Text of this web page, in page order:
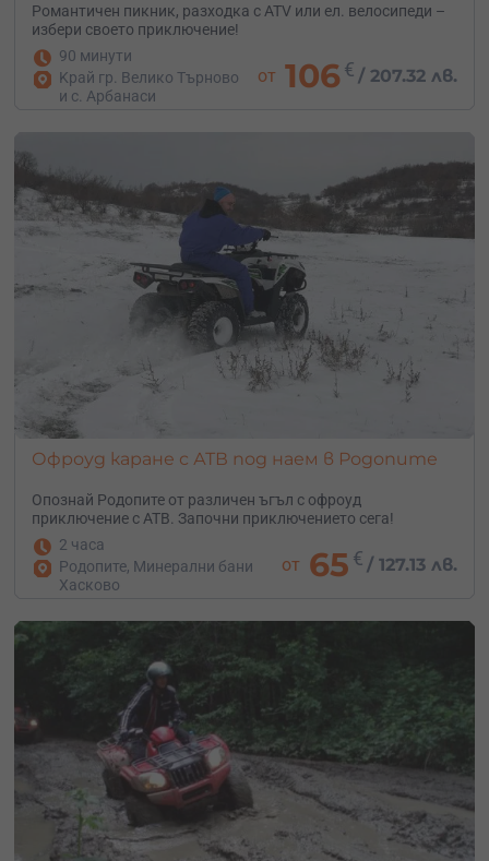
Романтичен пикник, разходка с ATV или ел. велосипеди –
избери своето приключение!
90 минути
Kрай гр. Велико Търново
и с. Арбанаси
от 106€ /207.32 лв.
Офроуд каране с АТВ под наем в Родопите
Опознай Родопите от различен ъгъл с офроуд
приключение с АТВ. Започни приключението сега!
2 часа
Родопите, Минерални бани
Хасково
от 65 € /127.13 лв.